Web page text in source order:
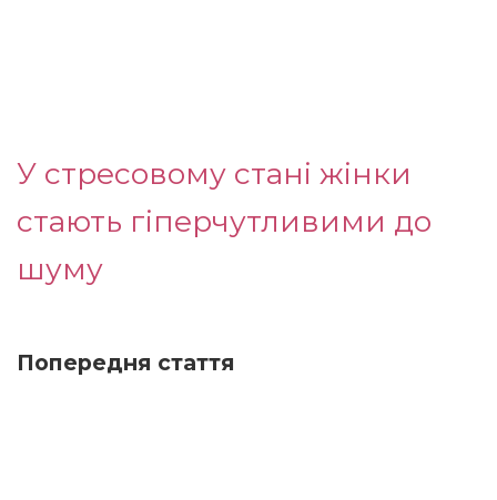
У стресовому стані жінки
стають гіперчутливими до
шуму
Попередня стаття